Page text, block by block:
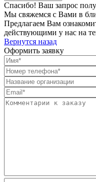
Спасибо! Ваш запрос
Мы свяжемся с Вами в
Предлагаем Вам
действующими у нас на
Вернутся назад
Оформить заявку